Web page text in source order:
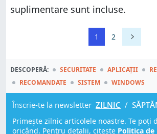
suplimentare sunt incluse.
1 2
DESCOPERĂ: SECURITATE APLICAȚII
RECOMANDATE
SISTEM WINDOWS
Înscrie-te la newsletter ZILNIC /
Primește zilnic articolele noastre. Te poți
oricând. Pentru detalii, citește Politica de